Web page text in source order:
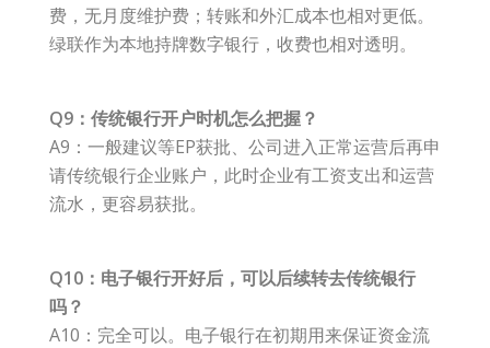
费，无月度维护费；转账和外汇成本也相对更低。
绿联作为本地持牌数字银行，收费也相对透明。
Q9：传统银行开户时机怎么把握？
A9：一般建议等EP获批、公司进入正常运营后再申
请传统银行企业账户，此时企业有工资支出和运营
流水，更容易获批。
Q10：电子银行开好后，可以后续转去传统银行
吗？
A10：完全可以。电子银行在初期用来保证资金流